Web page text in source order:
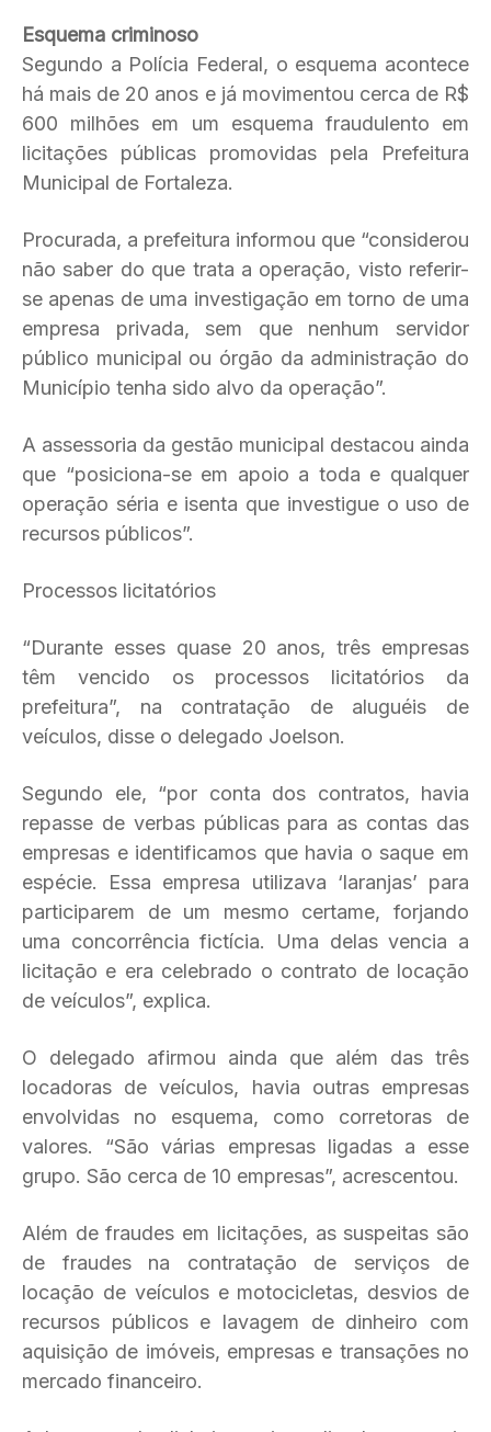
Esquema criminoso
Segundo a Polícia Federal, o esquema acontece
há mais de 20 anos e já movimentou cerca de R$
600 milhões em um esquema fraudulento em
licitações públicas promovidas pela Prefeitura
Municipal de Fortaleza.
Procurada, a prefeitura informou que “considerou
não saber do que trata a operação, visto referir-
se apenas de uma investigação em torno de uma
empresa privada, sem que nenhum servidor
público municipal ou órgão da administração do
Município tenha sido alvo da operação”.
A assessoria da gestão municipal destacou ainda
que “posiciona-se em apoio a toda e qualquer
operação séria e isenta que investigue o uso de
recursos públicos”.
Processos licitatórios
“Durante esses quase 20 anos, três empresas
têm vencido os processos licitatórios da
prefeitura”, na contratação de aluguéis de
veículos, disse o delegado Joelson.
Segundo ele, “por conta dos contratos, havia
repasse de verbas públicas para as contas das
empresas e identificamos que havia o saque em
espécie. Essa empresa utilizava ‘laranjas’ para
participarem de um mesmo certame, forjando
uma concorrência fictícia. Uma delas vencia a
licitação e era celebrado o contrato de locação
de veículos”, explica.
O delegado afirmou ainda que além das três
locadoras de veículos, havia outras empresas
envolvidas no esquema, como corretoras de
valores. “São várias empresas ligadas a esse
grupo. São cerca de 10 empresas”, acrescentou.
Além de fraudes em licitações, as suspeitas são
de fraudes na contratação de serviços de
locação de veículos e motocicletas, desvios de
recursos públicos e lavagem de dinheiro com
aquisição de imóveis, empresas e transações no
mercado financeiro.